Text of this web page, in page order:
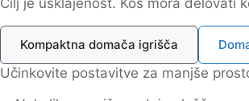
Cilj je usklajenost. Koš mora delovati
Kompaktna domača igrišča
Učinkovite postavitve za manjše